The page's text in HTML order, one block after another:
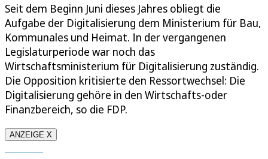
Seit dem Beginn Juni dieses Jahres obliegt die
Aufgabe der Digitalisierung dem Ministerium für Bau,
Kommunales und Heimat. In der vergangenen
Legislaturperiode war noch das
Wirtschaftsministerium für Digitalisierung zuständig.
Die Opposition kritisierte den Ressortwechsel: Die
Digitalisierung gehöre in den Wirtschafts-oder
Finanzbereich, so die FDP.
ANZEIGE X